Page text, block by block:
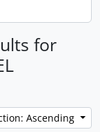
for
Ascending